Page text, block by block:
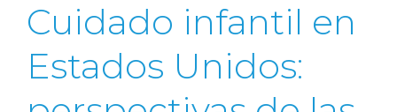
Cuidado infantil en
Estados Unidos: